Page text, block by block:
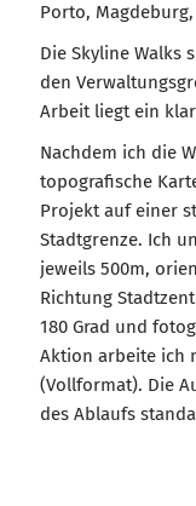
Porto, Magdeburg,
Die Skyline Walks
den
Arbeit liegt ein
Nachdem ich die
topografische
Projekt auf einer
Stadtgrenze. Ich
jeweils 500m,
Richtung
180 Grad und
Aktion arbeite ich
(Vollformat). Die
des Ablaufs